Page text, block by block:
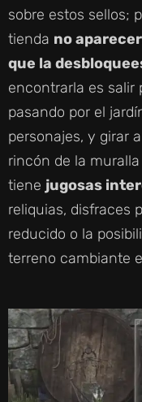
sobre estos sellos;
tienda no
que la
encontrarla es salir
pasando por el
personajes, y girar
rincón de la
tiene jugosas
reliquias, disfraces
reducido o la
terreno cambiante